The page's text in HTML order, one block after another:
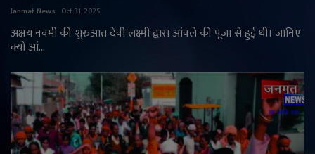
Janmat News Oct 31, 2025
अक्षय नवमी की शुरुआत देवी लक्ष्मी द्वारा आंवले की पूजा से हुई थी। जानिए
क्यों आं...